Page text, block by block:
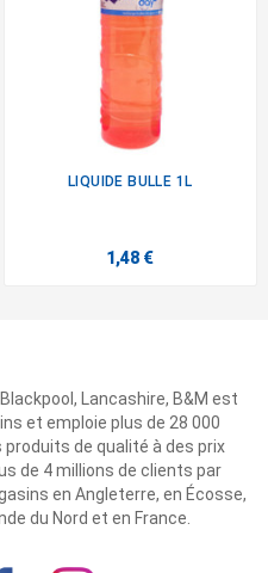
LIQUIDE BULLE 1L
1,48 €
Lancashire, B&M est
et emploie plus de 28 000
de qualité à des prix
de 4 millions de clients par
en Angleterre, en Écosse,
du Nord et en France.